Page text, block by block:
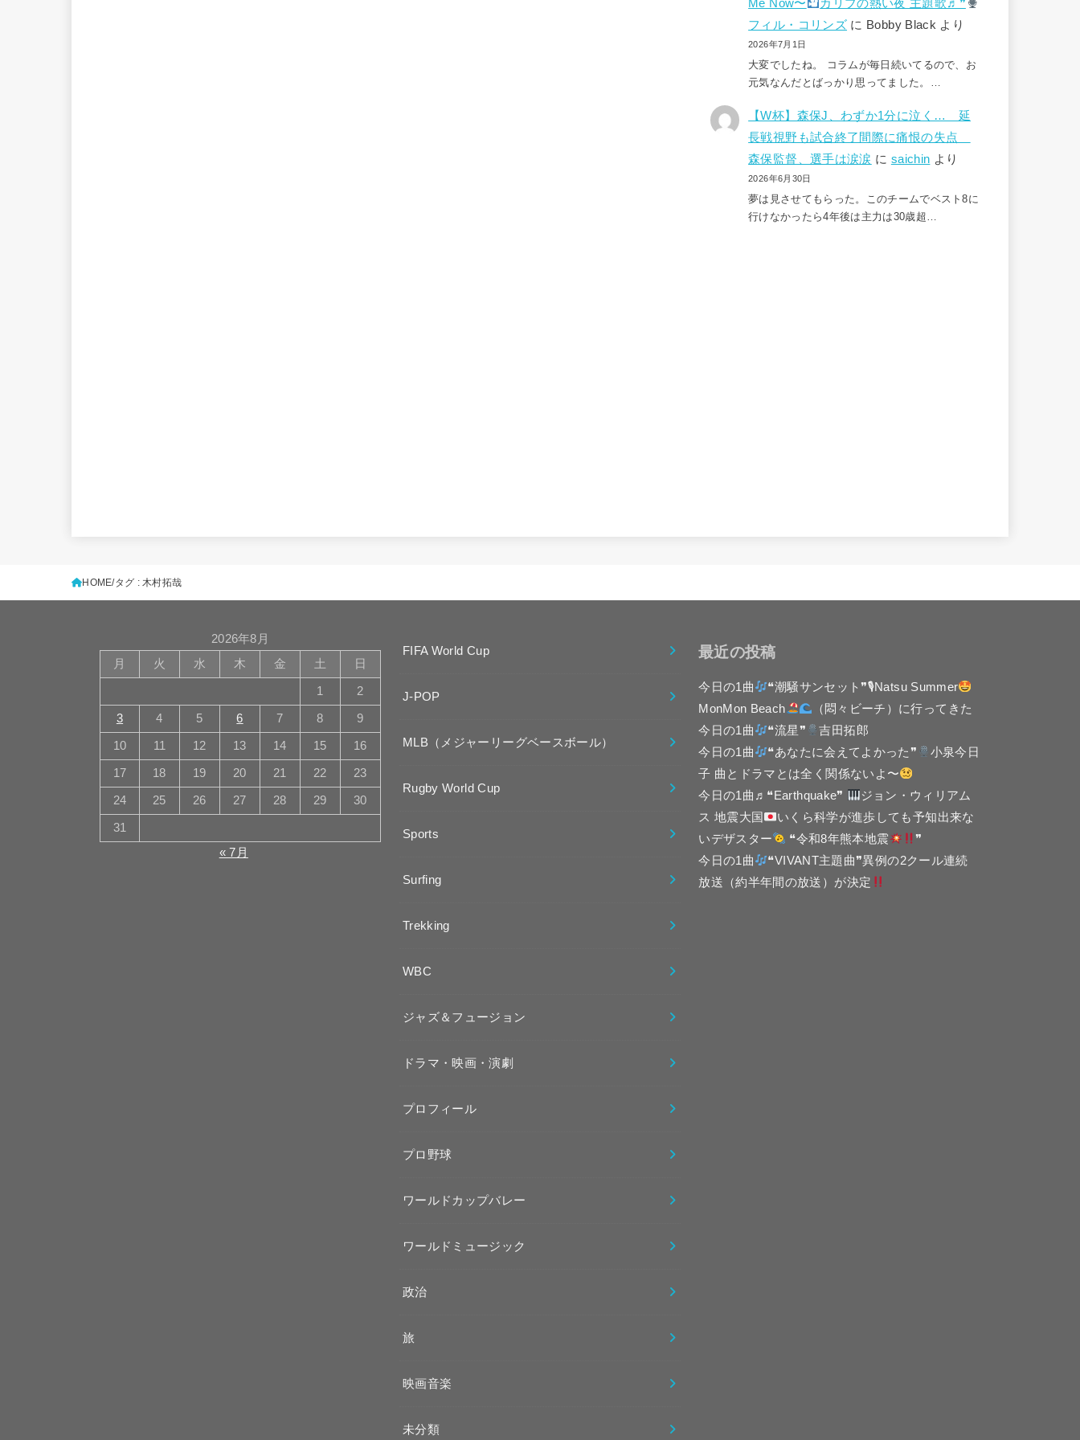
Me Now〜
カリブの熱い夜 主題歌♬❞
フィル・コリンズ に Bobby Black より
2026年7月1日
大変でしたね。 コラムが毎日続いてるので、お
元気なんだとばっかり思ってました。…
【W杯】森保J、わずか1分に泣く… 延
長戦視野も試合終了間際に痛恨の失点
森保監督、選手は涙涙 に saichin より
2026年6月30日
夢は見させてもらった。このチームでベスト8に
行けなかったら4年後は主力は30歳超…
HOME タグ : 木村拓哉
2026年8月
月
火 水 木 金 土 日
1 2
3 4 5 6 7 8 9
10 11 12 13 14 15 16
17 18 19 20 21 22 23
24 25 26 27 28 29 30
31
« 7月
FIFA World Cup
J-POP
MLB（メジャーリーグベースボール）
Rugby World Cup
Sports
Surfing
Trekking
WBC
ジャズ＆フュージョン
ドラマ・映画・演劇
プロフィール
プロ野球
ワールドカップバレー
ワールドミュージック
政治
旅
映画音楽
未分類
最近の投稿
今日の1曲
❝潮騒サンセット❞🎙Natsu Summer
MonMon Beach
（悶々ビーチ）に行ってきた
今日の1曲
❝流星❞
吉田拓郎
今日の1曲
❝あなたに会えてよかった❞
小泉今日
子 曲とドラマとは全く関係ないよ〜
今日の1曲♬❝Earthquake❞
ジョン・ウィリアム
ス 地震大国
いくら科学が進歩しても予知出来な
いデザスター
❝令和8年熊本地震
❞
今日の1曲
❝VIVANT主題曲❞異例の2クール連続
放送（約半年間の放送）が決定